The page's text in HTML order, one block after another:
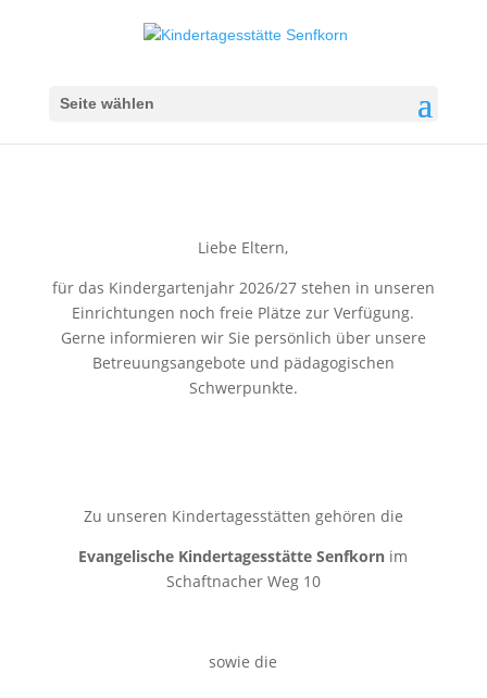
Seite wählen
Liebe Eltern,
für das Kindergartenjahr 2026/27 stehen in unseren
Einrichtungen noch freie Plätze zur Verfügung.
Gerne informieren wir Sie persönlich über unsere
Betreuungsangebote und pädagogischen
Schwerpunkte.
Zu unseren Kindertagesstätten gehören die
Evangelische Kindertagesstätte Senfkorn im
Schaftnacher Weg 10
sowie die